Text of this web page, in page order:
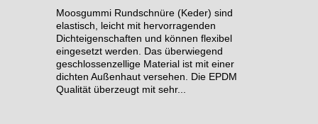
Moosgummi Rundschnüre (Keder) sind
elastisch, leicht mit hervorragenden
Dichteigenschaften und können flexibel
eingesetzt werden. Das überwiegend
geschlossenzellige Material ist mit einer
dichten Außenhaut versehen. Die EPDM
Qualität überzeugt mit sehr...